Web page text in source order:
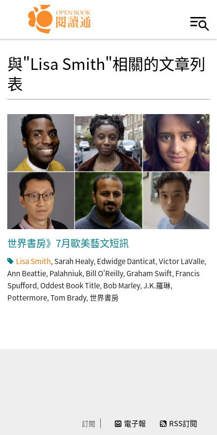
Skip to navigation
移至主內容
與"Lisa Smith"相關的文章列
表
世界書房》7月歐美藝文短訊
Lisa Smith, Sarah Healy, Edwidge Danticat,Victor LaValle,
Ann Beattie, Palahniuk, Bill O'Reilly, Graham Swift, Francis
Spufford, Oddest Book Title, Bob Marley,J.K.羅琳,
Pottermore,Tom Brady,世界書房
訂閱 電子報 RSS訂閱